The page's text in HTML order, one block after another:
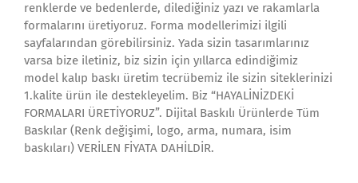
renklerde ve bedenlerde, dilediğiniz yazı ve rakamlarla
formalarını üretiyoruz. Forma modellerimizi ilgili
sayfalarından görebilirsiniz. Yada sizin tasarımlarınız
varsa bize iletiniz, biz sizin için yıllarca edindiğimiz
model kalıp baskı üretim tecrübemiz ile sizin siteklerinizi
1.kalite ürün ile destekleyelim. Biz “HAYALİNİZDEKİ
FORMALARI ÜRETİYORUZ”. Dijital Baskılı Ürünlerde Tüm
Baskılar (Renk değişimi, logo, arma, numara, isim
baskıları) VERİLEN FİYATA DAHİLDİR.